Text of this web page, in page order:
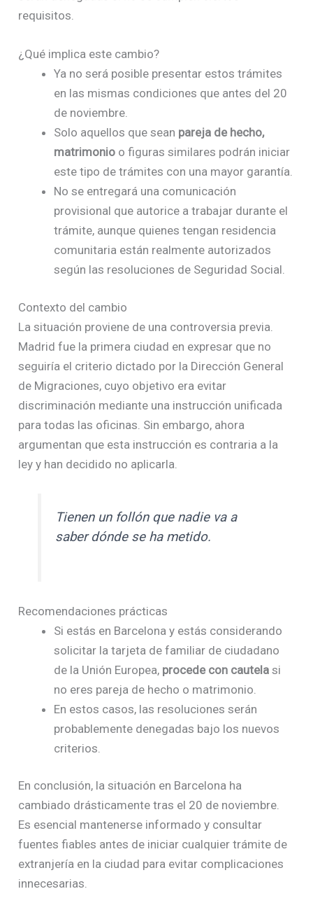
requisitos.
¿Qué implica este cambio?
Ya no será posible presentar estos trámites
en las mismas condiciones que antes del 20
de noviembre.
Solo aquellos que sean pareja de hecho,
matrimonio o figuras similares podrán iniciar
este tipo de trámites con una mayor garantía.
No se entregará una comunicación
provisional que autorice a trabajar durante el
trámite, aunque quienes tengan residencia
comunitaria están realmente autorizados
según las resoluciones de Seguridad Social.
Contexto del cambio
La situación proviene de una controversia previa.
Madrid fue la primera ciudad en expresar que no
seguiría el criterio dictado por la Dirección General
de Migraciones, cuyo objetivo era evitar
discriminación mediante una instrucción unificada
para todas las oficinas. Sin embargo, ahora
argumentan que esta instrucción es contraria a la
ley y han decidido no aplicarla.
Tienen un follón que nadie va a
saber dónde se ha metido.
Recomendaciones prácticas
Si estás en Barcelona y estás considerando
solicitar la tarjeta de familiar de ciudadano
de la Unión Europea, procede con cautela si
no eres pareja de hecho o matrimonio.
En estos casos, las resoluciones serán
probablemente denegadas bajo los nuevos
criterios.
En conclusión, la situación en Barcelona ha
cambiado drásticamente tras el 20 de noviembre.
Es esencial mantenerse informado y consultar
fuentes fiables antes de iniciar cualquier trámite de
extranjería en la ciudad para evitar complicaciones
innecesarias.